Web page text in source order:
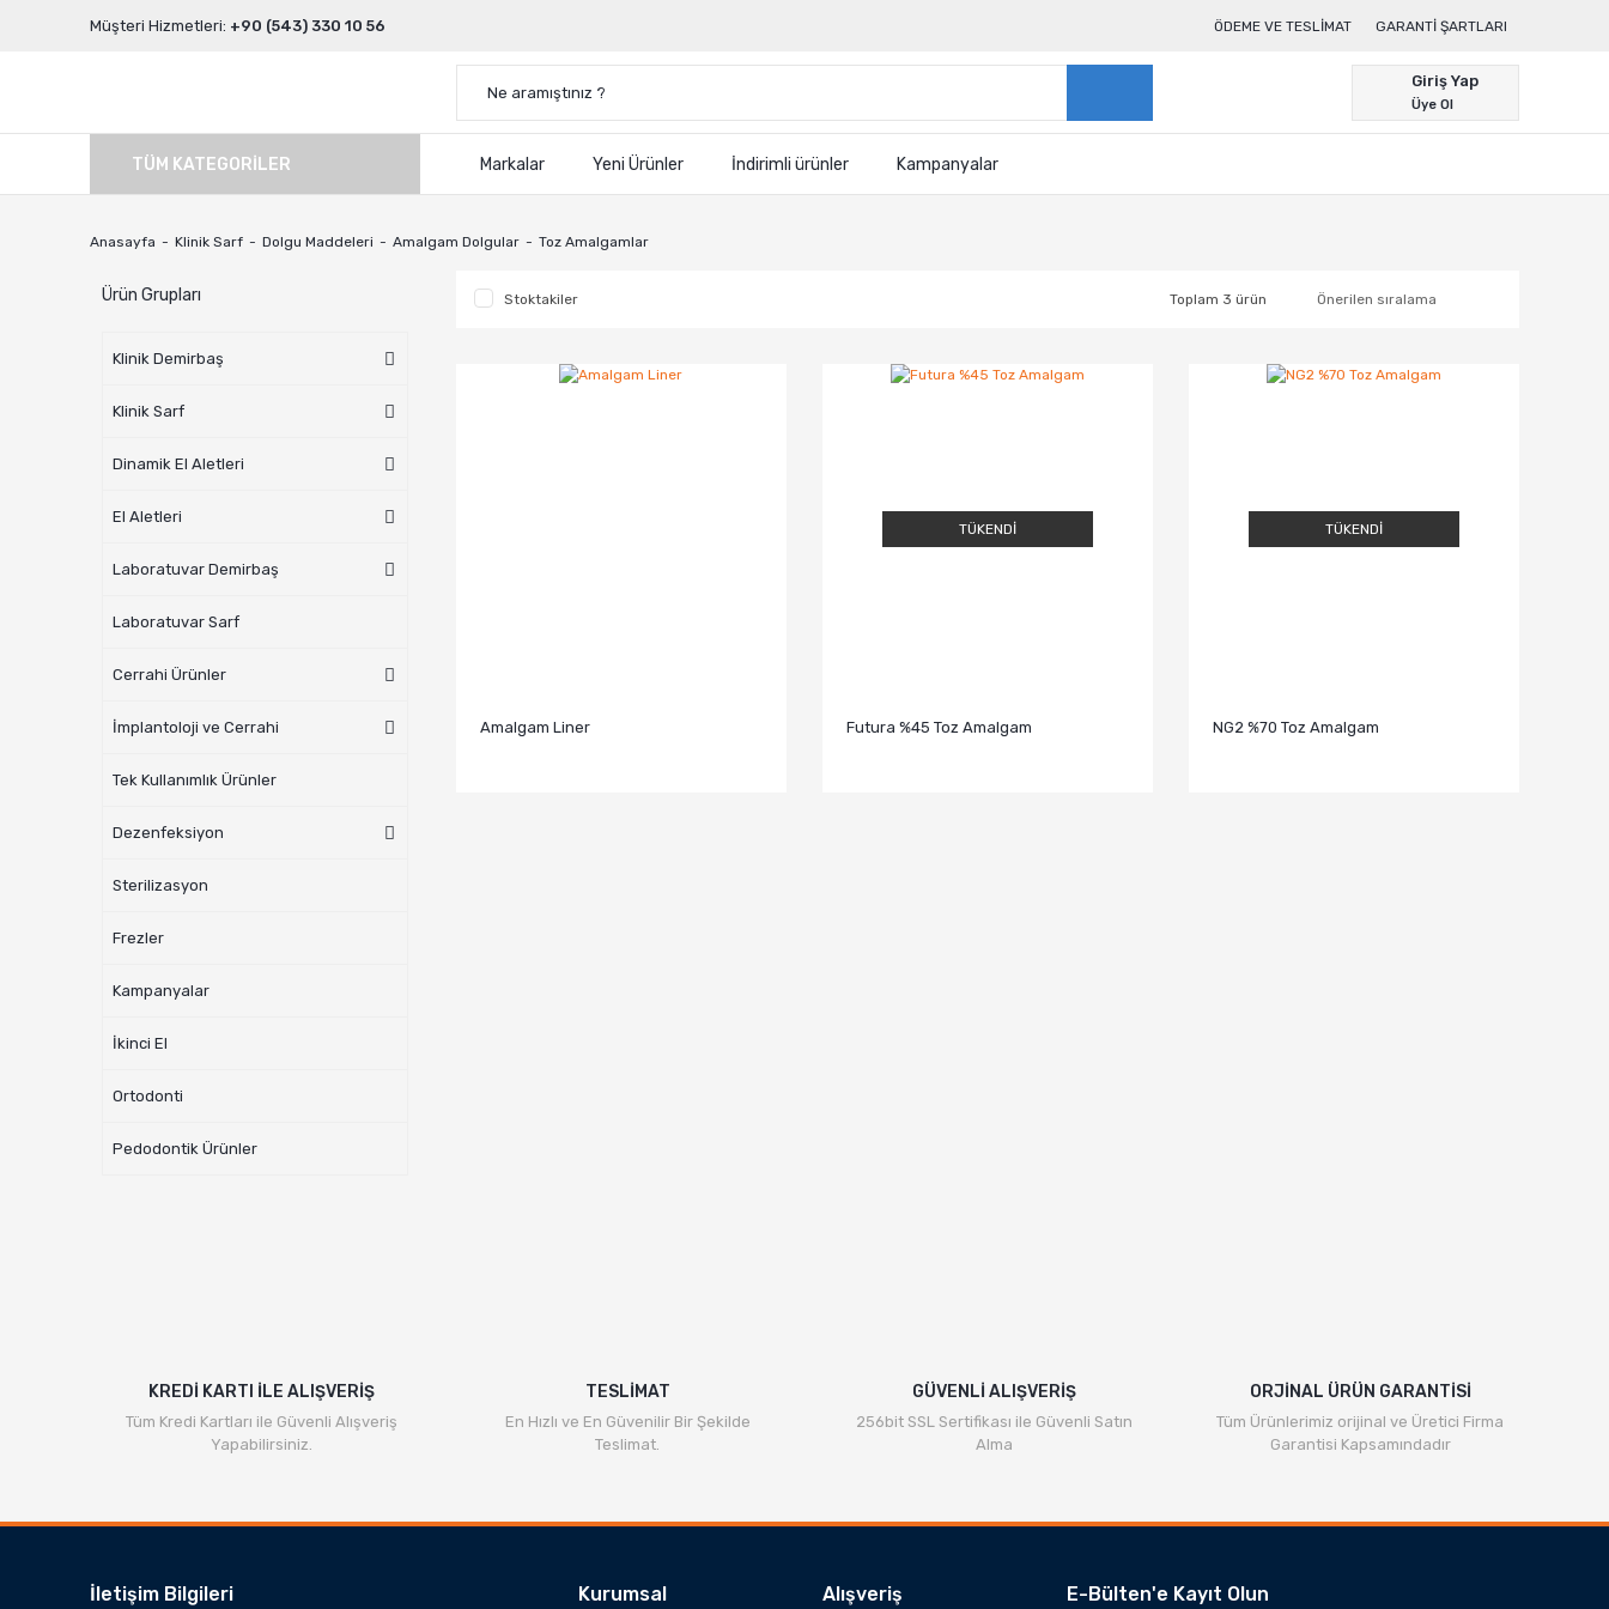
Müşteri Hizmetleri: +90 (543) 330 10 56 ÖDEME VE TESLIMAT GARANTI ŞARTLARI
Giriş Yap
Üye Ol
TÜM KATEGORILER Markalar Yeni Ürünler İndirimli ürünler Kampanyalar
Anasayfa Klinik Sarf Dolgu Maddeleri Amalgam Dolgular Toz Amalgamlar
Ürün Grupları
Klinik Demirbaş
Klinik Sarf
Dinamik El Aletleri
El Aletleri
Laboratuvar Demirbaş
Laboratuvar Sarf
Cerrahi Ürünler
İmplantoloji ve Cerrahi
Tek Kullanımlık Ürünler
Dezenfeksiyon
Sterilizasyon
Frezler
Kampanyalar
İkinci El
Ortodonti
Pedodontik Ürünler
Stoktakiler Toplam 3 ürün
Amalgam Liner
TÜKENDİ
Futura %45 Toz Amalgam
TÜKENDİ
NG2 %70 Toz Amalgam
KREDİ KARTI İLE ALIŞVERİŞ
Tüm Kredi Kartları ile Güvenli Alışveriş
Yapabilirsiniz.
TESLİMAT
En Hızlı ve En Güvenilir Bir Şekilde
Teslimat.
GÜVENLİ ALIŞVERİŞ
256bit SSL Sertifikası ile Güvenli Satın
Alma
ORJİNAL ÜRÜN GARANTİSİ
Tüm Ürünlerimiz orijinal ve Üretici Firma
Garantisi Kapsamındadır
İletişim Bilgileri Kurumsal Alışveriş E-Bülten'e Kayıt Olun